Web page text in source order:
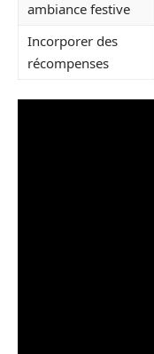
ambiance festive
Incorporer des
récompenses